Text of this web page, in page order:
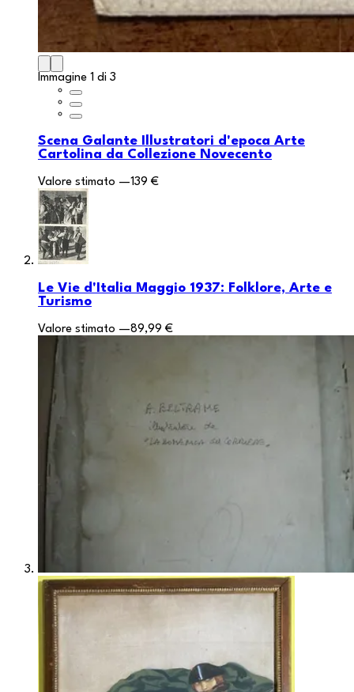
Immagine 1 di 3
Scena Galante Illustratori d'epoca Arte
Cartolina da Collezione Novecento
Valore stimato —139 €
Le Vie d'Italia Maggio 1937: Folklore, Arte e
Turismo
Valore stimato —89,99 €